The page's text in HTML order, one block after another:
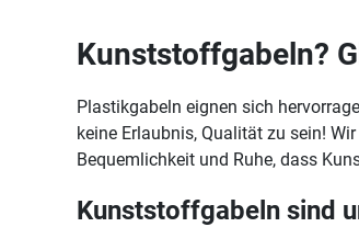
Kunststoffgabeln?
Plastikgabeln eignen sich
keine Erlaubnis, Qualität zu sein!
Bequemlichkeit und Ruhe, dass
Kunststoffgabeln sind